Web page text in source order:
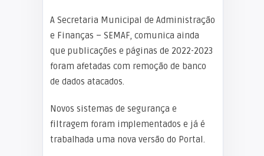
A Secretaria Municipal de Administração
e Finanças – SEMAF, comunica ainda
que publicações e páginas de 2022-2023
foram afetadas com remoção de banco
de dados atacados.
Novos sistemas de segurança e
filtragem foram implementados e já é
trabalhada uma nova versão do Portal.